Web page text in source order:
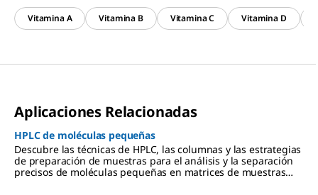
Vitamina A Vitamina B Vitamina C Vitamina D
Aplicaciones Relacionadas
HPLC de moléculas pequeñas
Descubre las técnicas de HPLC, las columnas y las estrategias
de preparación de muestras para el análisis y la separación
precisos de moléculas pequeñas en matrices de muestras